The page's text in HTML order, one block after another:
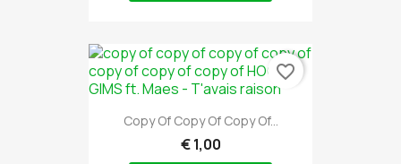
Copy Of Copy Of Copy Of...
€ 1,00
favorite_border